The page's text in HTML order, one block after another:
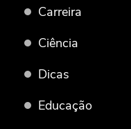
Carreira
Ciência
Dicas
Educação